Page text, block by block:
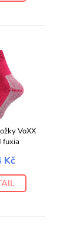
VoXX
fuxia
Kč